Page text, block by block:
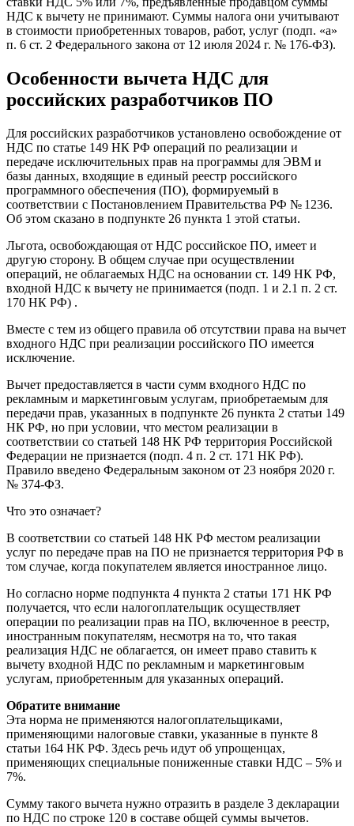
НДС к вычету не принимают. Суммы налога они учитывают
в стоимости приобретенных товаров, работ, услуг (подп. «а»
п. 6 ст. 2 Федерального закона от 12 июля 2024 г. № 176-ФЗ).
Особенности вычета НДС для
российских разработчиков ПО
Для российских разработчиков установлено освобождение от
НДС по статье 149 НК РФ операций по реализации и
передаче исключительных прав на программы для ЭВМ и
базы данных, входящие в единый реестр российского
программного обеспечения (ПО), формируемый в
соответствии с Постановлением Правительства РФ № 1236.
Об этом сказано в подпункте 26 пункта 1 этой статьи.
Льгота, освобождающая от НДС российское ПО, имеет и
другую сторону. В общем случае при осуществлении
операций, не облагаемых НДС на основании ст. 149 НК РФ,
входной НДС к вычету не принимается (подп. 1 и 2.1 п. 2 ст.
170 НК РФ) .
Вместе с тем из общего правила об отсутствии права на вычет
входного НДС при реализации российского ПО имеется
исключение.
Вычет предоставляется в части сумм входного НДС по
рекламным и маркетинговым услугам, приобретаемым для
передачи прав, указанных в подпункте 26 пункта 2 статьи 149
НК РФ, но при условии, что местом реализации в
соответствии со статьей 148 НК РФ территория Российской
Федерации не признается (подп. 4 п. 2 ст. 171 НК РФ).
Правило введено Федеральным законом от 23 ноября 2020 г.
№ 374-ФЗ.
Что это означает?
В соответствии со статьей 148 НК РФ местом реализации
услуг по передаче прав на ПО не признается территория РФ в
том случае, когда покупателем является иностранное лицо.
Но согласно норме подпункта 4 пункта 2 статьи 171 НК РФ
получается, что если налогоплательщик осуществляет
операции по реализации прав на ПО, включенное в реестр,
иностранным покупателям, несмотря на то, что такая
реализация НДС не облагается, он имеет право ставить к
вычету входной НДС по рекламным и маркетинговым
услугам, приобретенным для указанных операций.
Обратите внимание
Эта норма не применяются налогоплательщиками,
применяющими налоговые ставки, указанные в пункте 8
статьи 164 НК РФ. Здесь речь идут об упрощенцах,
применяющих специальные пониженные ставки НДС – 5% и
7%.
Сумму такого вычета нужно отразить в разделе 3 декларации
по НДС по строке 120 в составе общей суммы вычетов.